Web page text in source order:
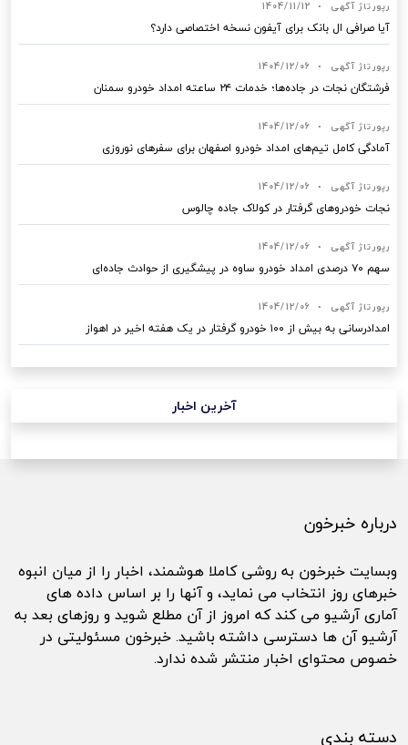
رپورتاژ آگهی •
1404/11/12
آیا صرافی ال بانک برای آیفون نسخه اختصاصی دارد؟
رپورتاژ آگهی •
1404/12/06
فرشتگان نجات در جاده‌ها؛ خدمات ۲۴ ساعته امداد خودرو سمنان
رپورتاژ آگهی •
1404/12/06
آمادگی کامل تیم‌های امداد خودرو اصفهان برای سفرهای نوروزی
رپورتاژ آگهی •
1404/12/06
نجات خودروهای گرفتار در کولاک جاده چالوس
رپورتاژ آگهی •
1404/12/06
سهم ۷۰ درصدی امداد خودرو ساوه در پیشگیری از حوادث جاده‌ای
رپورتاژ آگهی •
1404/12/06
امدادرسانی به بیش از ۱۰۰ خودرو گرفتار در یک هفته اخیر در اهواز
آخرین اخبار
درباره خبرخون
وبسایت خبرخون به روشی کاملا هوشمند، اخبار را از میان انبوه
خبرهای روز انتخاب می نماید، و آنها را بر اساس داده های
آماری آرشیو می کند که امروز از آن مطلع شوید و روزهای بعد به
آرشیو آن ها دسترسی داشته باشید. خبرخون مسئولیتی در
خصوص محتوای اخبار منتشر شده ندارد.
دسته بندی